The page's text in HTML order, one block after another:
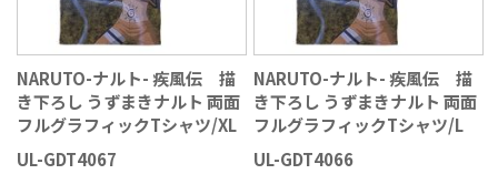
NARUTO-ナルト- 疾風伝 描
き下ろし うずまきナルト 両面
フルグラフィックTシャツ/XL
UL-GDT4067
NARUTO-ナルト- 疾風伝 描
き下ろし うずまきナルト 両面
フルグラフィックTシャツ/L
UL-GDT4066